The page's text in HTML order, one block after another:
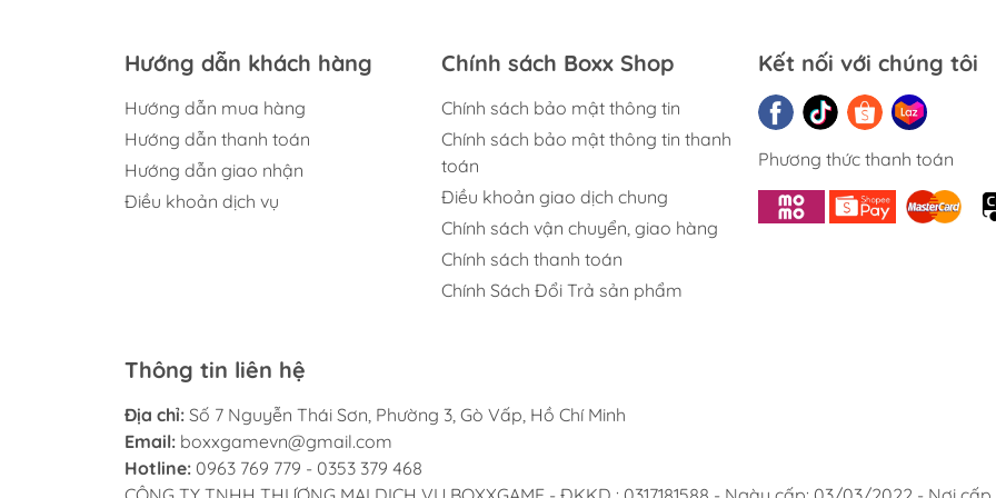
mòn tàn phá ngành game
chỉ bằng vài phát...
Hướng dẫn khách hàng
Hướng dẫn mua hàng
Hướng dẫn thanh toán
Hướng dẫn giao nhận
Điều khoản dịch vụ
Chính sách Boxx Shop
Chính sách bảo mật thông tin
Chính sách bảo mật thông tin thanh
toán
Điều khoản giao dịch chung
Chính sách vận chuyển, giao hàng
Chính sách thanh toán
Chính Sách Đổi Trả sản phẩm
Kết nối với chúng tôi
Phương thức thanh toán
Thông tin liên hệ
Địa chỉ: Số 7 Nguyễn Thái Sơn, Phường 3, Gò Vấp, Hồ Chí Minh
Email: boxxgamevn@gmail.com
Hotline: 0963 769 779 - 0353 379 468